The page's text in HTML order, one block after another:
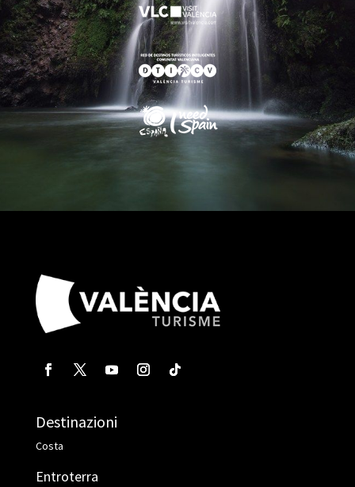
Destinazioni
Costa
Entroterra